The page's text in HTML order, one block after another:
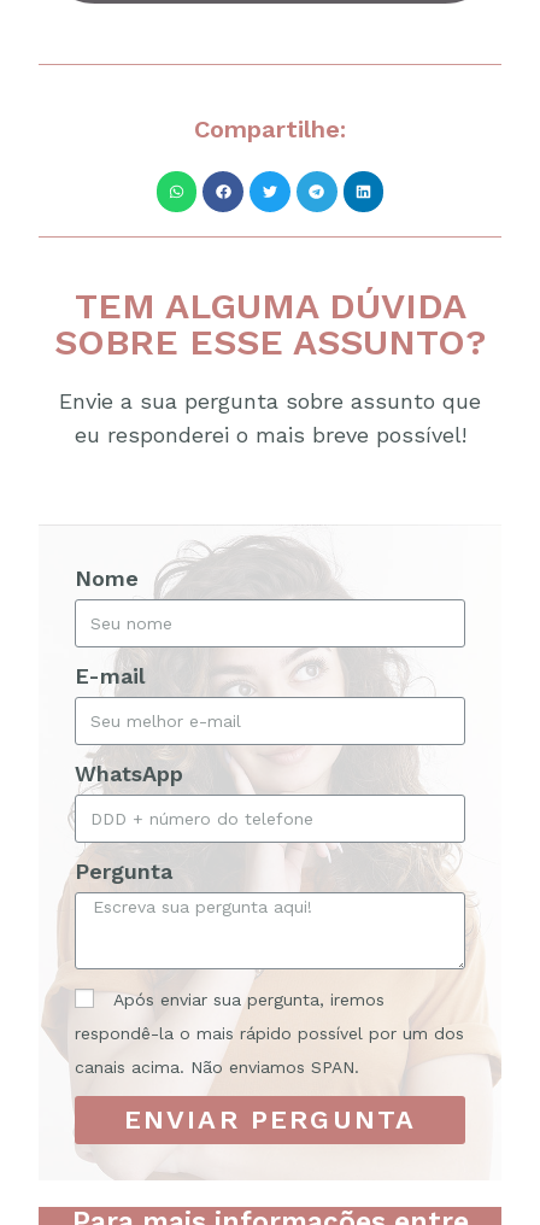
Compartilhe:
TEM ALGUMA DÚVIDA
SOBRE ESSE ASSUNTO?
Envie a sua pergunta sobre assunto que
eu responderei o mais breve possível!
Nome
E-mail
WhatsApp
Pergunta
Após enviar sua pergunta, iremos
respondê-la o mais rápido possível por um dos
canais acima. Não enviamos SPAN.
ENVIAR PERGUNTA